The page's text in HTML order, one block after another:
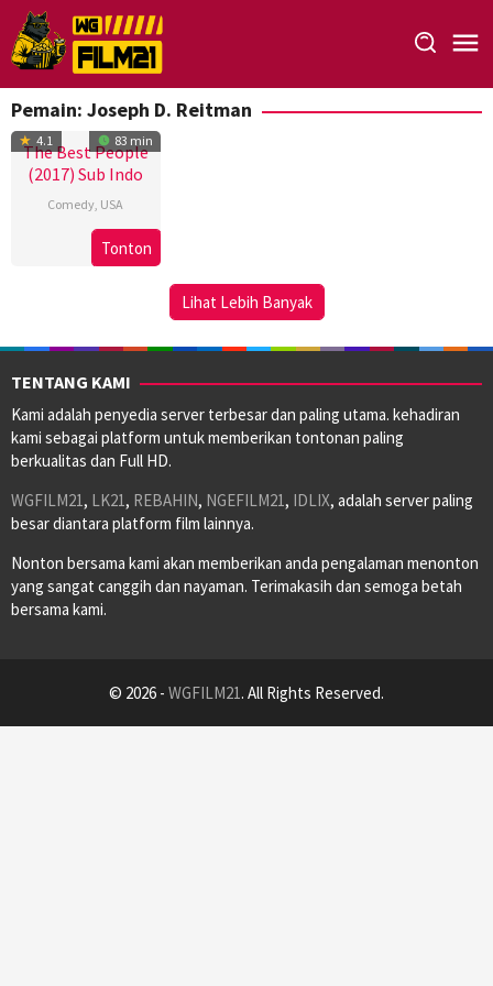
Loncat
ke
konten
Pemain: Joseph D. Reitman
4.1 83 min
The Best People
(2017) Sub Indo
Comedy, USA
Oct
Dan
Levy
Tonton
Lihat Lebih Banyak
TENTANG KAMI
Kami adalah penyedia server terbesar dan paling utama. kehadiran
kami sebagai platform untuk memberikan tontonan paling
berkualitas dan Full HD.
WGFILM21, LK21, REBAHIN, NGEFILM21, IDLIX, adalah server paling
besar diantara platform film lainnya.
Nonton bersama kami akan memberikan anda pengalaman menonton
yang sangat canggih dan nayaman. Terimakasih dan semoga betah
bersama kami.
© 2026 - WGFILM21. All Rights Reserved.